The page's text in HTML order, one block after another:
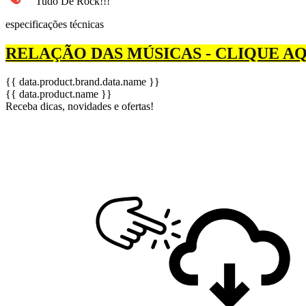
especificações técnicas
RELAÇÃO DAS MÚSICAS - CLIQUE
{{ data.product.brand.data.name }}
{{ data.product.name }}
Receba dicas, novidades e ofertas!